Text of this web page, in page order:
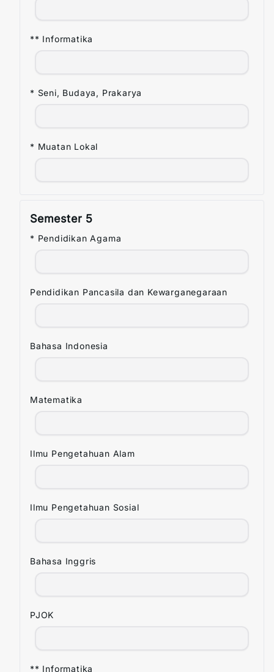
** Informatika
* Seni, Budaya, Prakarya
* Muatan Lokal
Semester 5
* Pendidikan Agama
Pendidikan Pancasila dan Kewarganegaraan
Bahasa Indonesia
Matematika
Ilmu Pengetahuan Alam
Ilmu Pengetahuan Sosial
Bahasa Inggris
PJOK
** Informatika